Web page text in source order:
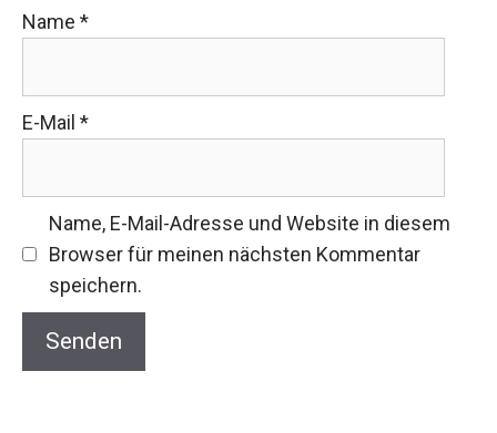
Name *
E-Mail *
Name, E-Mail-Adresse und Website in diesem
Browser für meinen nächsten Kommentar
speichern.